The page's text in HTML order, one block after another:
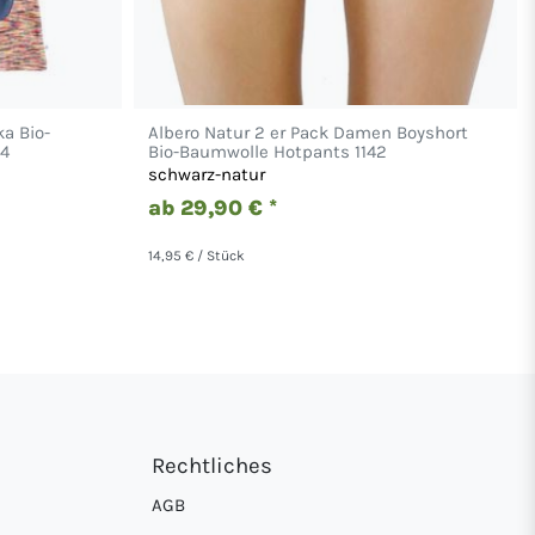
Bio-
Albero Natur 2 er Pack Damen Boyshort
Bio-Baumwolle Hotpants 1142
schwarz-natur
ab 29,90 € *
14,95 € / Stück
Rechtliches
AGB